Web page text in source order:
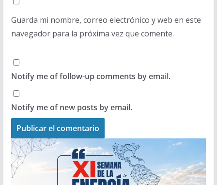
Guarda mi nombre, correo electrónico y web en este
navegador para la próxima vez que comente.
Notify me of follow-up comments by email.
Notify me of new posts by email.